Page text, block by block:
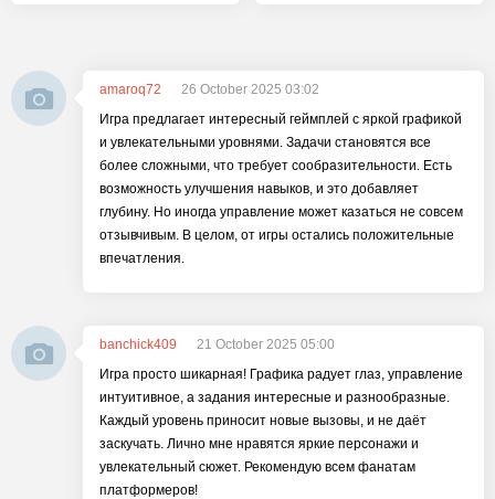
amaroq72
26 October 2025 03:02
Игра предлагает интересный геймплей с яркой графикой
и увлекательными уровнями. Задачи становятся все
более сложными, что требует сообразительности. Есть
возможность улучшения навыков, и это добавляет
глубину. Но иногда управление может казаться не совсем
отзывчивым. В целом, от игры остались положительные
впечатления.
banchick409
21 October 2025 05:00
Игра просто шикарная! Графика радует глаз, управление
интуитивное, а задания интересные и разнообразные.
Каждый уровень приносит новые вызовы, и не даёт
заскучать. Лично мне нравятся яркие персонажи и
увлекательный сюжет. Рекомендую всем фанатам
платформеров!